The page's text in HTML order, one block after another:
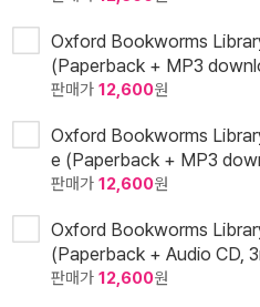
Oxford Bookworms
(Paperback + MP3
판매가 12,600원
Oxford Bookworms
e (Paperback + MP3
판매가 12,600원
Oxford Bookworms
(Paperback + Audio CD,
판매가 12,600원